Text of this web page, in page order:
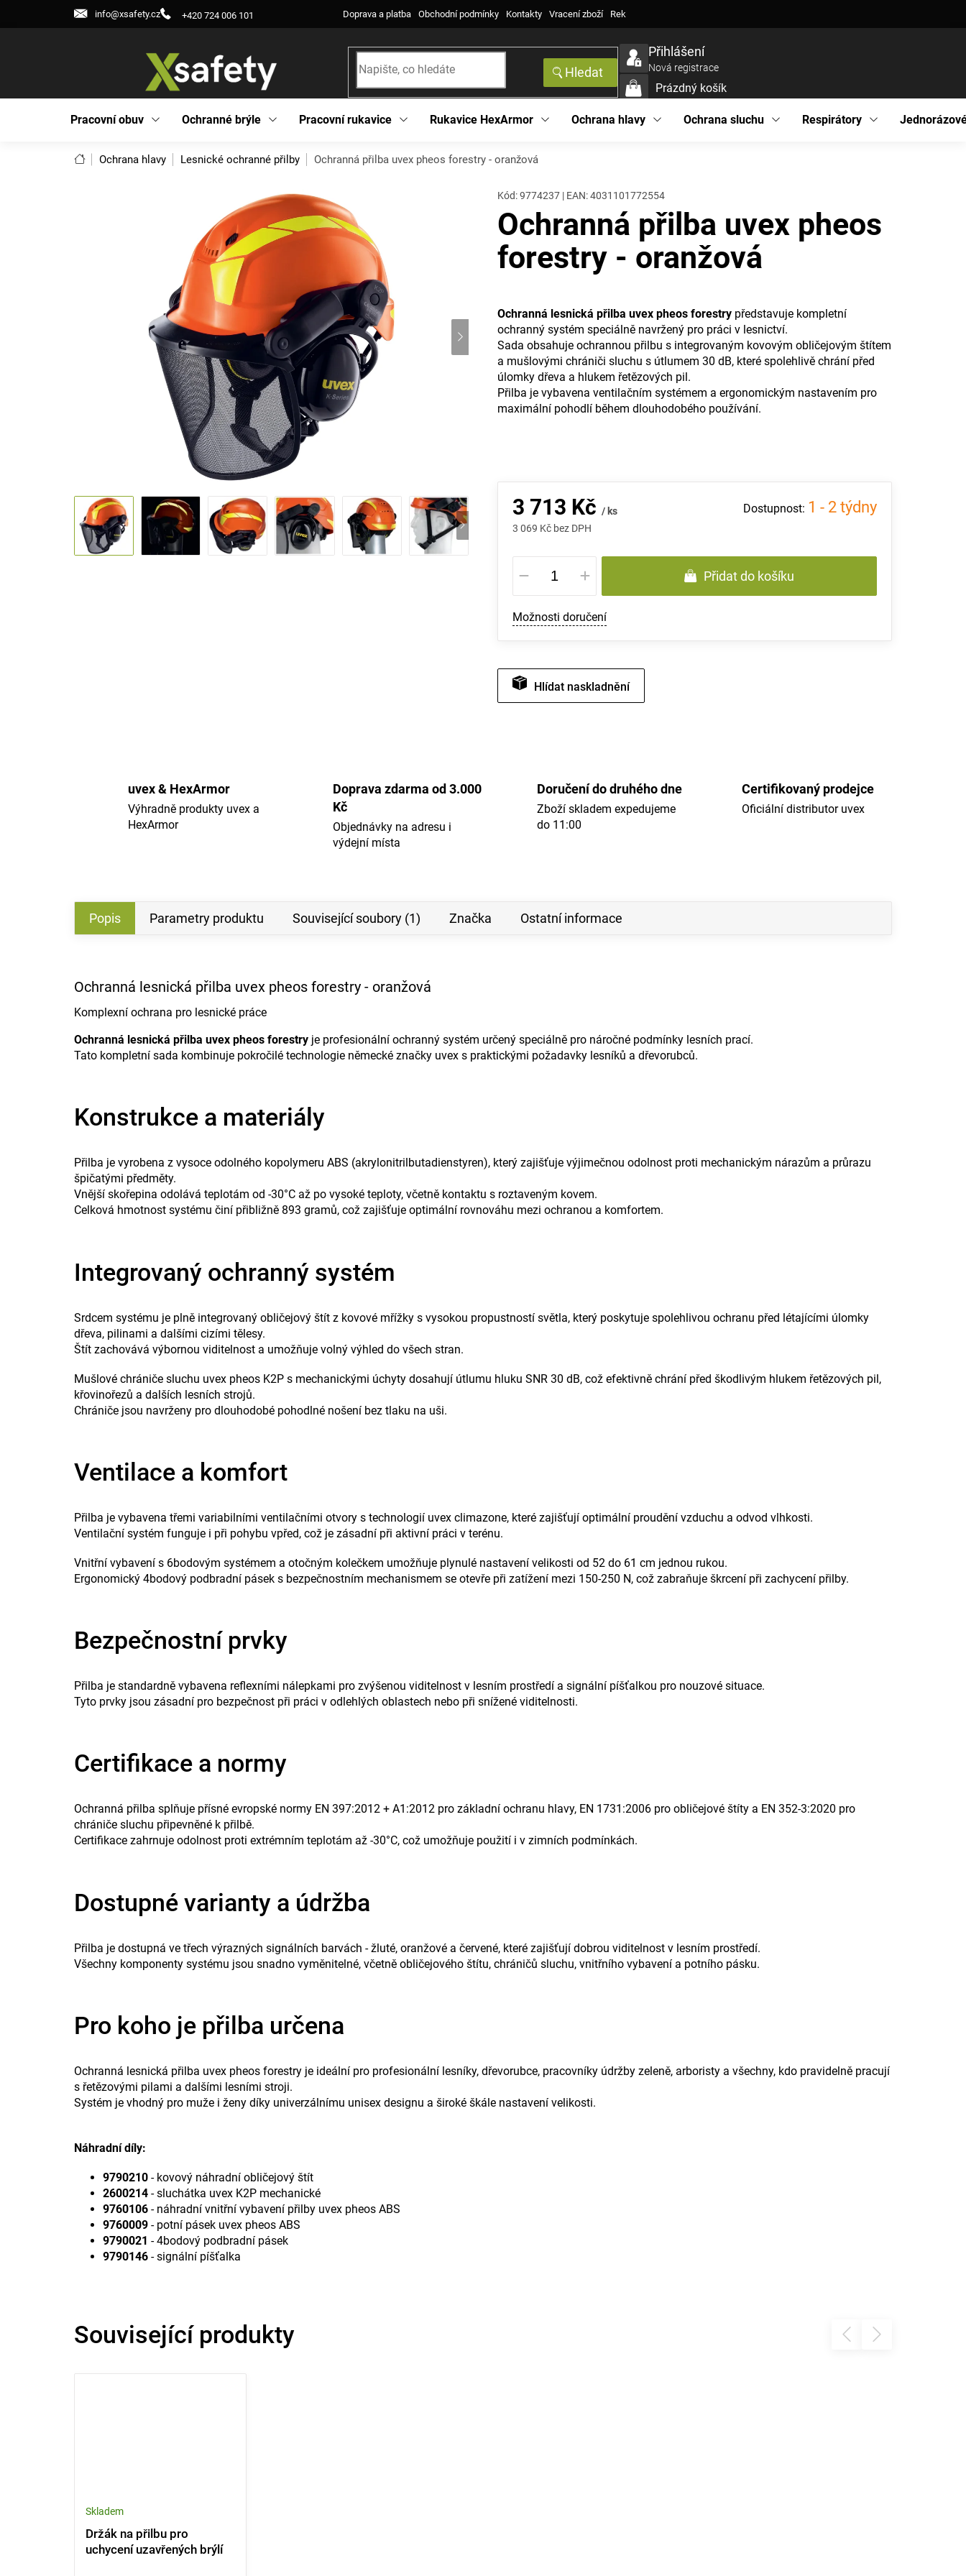
+420 724 006 101
info@xsafety.cz Doprava a platba Obchodní podmínky Kontakty Vracení zboží Reklamace zboží
Hledat
Přihlášení
Nová registrace
NÁKUPNÍ
KOŠÍK
Prázdný košík
Pracovní obuv Ochranné brýle Pracovní rukavice Rukavice HexArmor Ochrana hlavy Ochrana sluchu Respirátory
DomůOchrana hlavy Lesnické ochranné přilby Ochranná přilba uvex pheos forestry - oranžová
Ochranná přilba uvex pheos
forestry - oranžová
Kód:9774237 | EAN:4031101772554
Ochranná lesnická přilba uvex pheos forestry představuje kompletní
ochranný systém speciálně navržený pro práci v lesnictví.
Sada obsahuje ochrannou přilbu s integrovaným kovovým obličejovým štítem
a mušlovými chrániči sluchu s útlumem 30 dB, které spolehlivě chrání před
úlomky dřeva a hlukem řetězových pil.
Přilba je vybavena ventilačním systémem a ergonomickým nastavením pro
maximální pohodlí během dlouhodobého používání.
3 713 Kč / ks
3 069 Kč bez DPH
Měrná
cena:
1 - 2 týdny
Přidat do košíku
Možnosti doručení
Hlídat
uvex & HexArmor
Výhradně produkty uvex a
HexArmor
Doprava zdarma od 3.000
Kč
Objednávky na adresu i
výdejní místa
Doručení do druhého dne
Zboží skladem expedujeme
do 11:00
Certifikovaný prodejce
Oficiální distributor uvex
Související produkty
Držák na přilbu pro
uchycení uzavřených brýlí
Skladem
Popis Parametry produktu Související soubory (1) Značka Ostatní informace
Ochranná lesnická přilba uvex pheos forestry - oranžová
Komplexní ochrana pro lesnické práce
Ochranná lesnická přilba uvex pheos forestry je profesionální ochranný systém určený speciálně pro náročné podmínky lesních prací.
Tato kompletní sada kombinuje pokročilé technologie německé značky uvex s praktickými požadavky lesníků a dřevorubců.
Konstrukce a materiály
Přilba je vyrobena z vysoce odolného kopolymeru ABS (akrylonitrilbutadienstyren), který zajišťuje výjimečnou odolnost proti mechanickým nárazům a průrazu
špičatými předměty.
Vnější skořepina odolává teplotám od -30°C až po vysoké teploty, včetně kontaktu s roztaveným kovem.
Celková hmotnost systému činí přibližně 893 gramů, což zajišťuje optimální rovnováhu mezi ochranou a komfortem.
Integrovaný ochranný systém
Srdcem systému je plně integrovaný obličejový štít z kovové mřížky s vysokou propustností světla, který poskytuje spolehlivou ochranu před létajícími úlomky
dřeva, pilinami a dalšími cizími tělesy.
Štít zachovává výbornou viditelnost a umožňuje volný výhled do všech stran.
Mušlové chrániče sluchu uvex pheos K2P s mechanickými úchyty dosahují útlumu hluku SNR 30 dB, což efektivně chrání před škodlivým hlukem řetězových pil,
křovinořezů a dalších lesních strojů.
Chrániče jsou navrženy pro dlouhodobé pohodlné nošení bez tlaku na uši.
Ventilace a komfort
Přilba je vybavena třemi variabilními ventilačními otvory s technologií uvex climazone, které zajišťují optimální proudění vzduchu a odvod vlhkosti.
Ventilační systém funguje i při pohybu vpřed, což je zásadní při aktivní práci v terénu.
Vnitřní vybavení s 6bodovým systémem a otočným kolečkem umožňuje plynulé nastavení velikosti od 52 do 61 cm jednou rukou.
Ergonomický 4bodový podbradní pásek s bezpečnostním mechanismem se otevře při zatížení mezi 150-250 N, což zabraňuje škrcení při zachycení přilby.
Bezpečnostní prvky
Přilba je standardně vybavena reflexními nálepkami pro zvýšenou viditelnost v lesním prostředí a signální píšťalkou pro nouzové situace.
Tyto prvky jsou zásadní pro bezpečnost při práci v odlehlých oblastech nebo při snížené viditelnosti.
Certifikace a normy
Ochranná přilba splňuje přísné evropské normy EN 397:2012 + A1:2012 pro základní ochranu hlavy, EN 1731:2006 pro obličejové štíty a EN 352-3:2020 pro
chrániče sluchu připevněné k přilbě.
Certifikace zahrnuje odolnost proti extrémním teplotám až -30°C, což umožňuje použití i v zimních podmínkách.
Dostupné varianty a údržba
Přilba je dostupná ve třech výrazných signálních barvách - žluté, oranžové a červené, které zajišťují dobrou viditelnost v lesním prostředí.
Všechny komponenty systému jsou snadno vyměnitelné, včetně obličejového štítu, chráničů sluchu, vnitřního vybavení a potního pásku.
Pro koho je přilba určena
Ochranná lesnická přilba uvex pheos forestry je ideální pro profesionální lesníky, dřevorubce, pracovníky údržby zeleně, arboristy a všechny, kdo pravidelně pracují
s řetězovými pilami a dalšími lesními stroji.
Systém je vhodný pro muže i ženy díky univerzálnímu unisex designu a široké škále nastavení velikosti.
Náhradní díly:
9790210 - kovový náhradní obličejový štít
2600214 - sluchátka uvex K2P mechanické
9760106 - náhradní vnitřní vybavení přilby uvex pheos ABS
9760009 - potní pásek uvex pheos ABS
9790021 - 4bodový podbradní pásek
9790146 - signální píšťalka